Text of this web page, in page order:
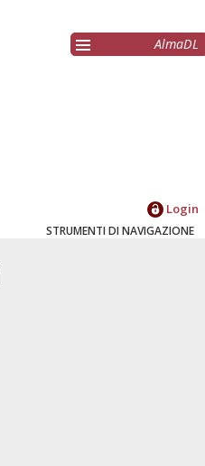
AlmaDL
Login
STRUMENTI DI NAVIGAZIONE